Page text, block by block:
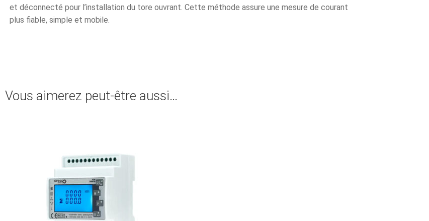
et déconnecté pour l’installation du tore ouvrant. Cette méthode assure une mesure de courant
plus fiable, simple et mobile.
Vous aimerez peut-être aussi…